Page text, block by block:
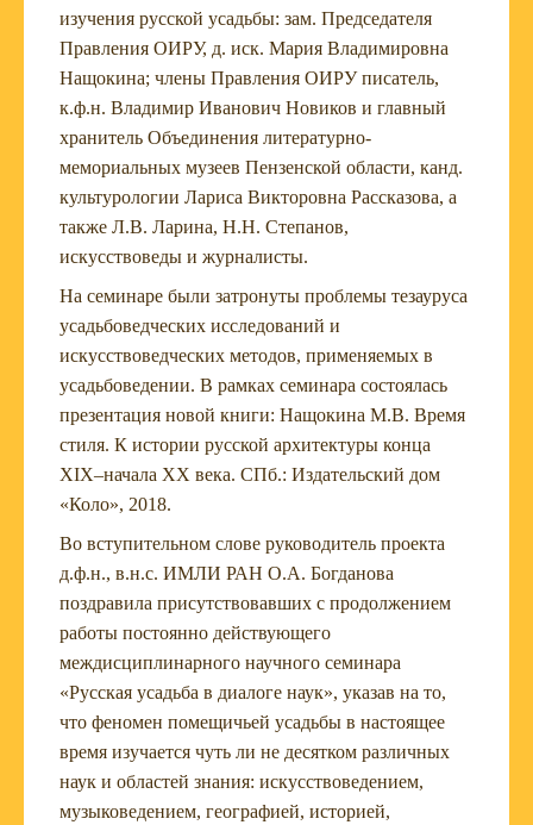
изучения русской усадьбы: зам. Председателя
Правления ОИРУ, д. иск. Мария Владимировна
Нащокина; члены Правления ОИРУ писатель,
к.ф.н. Владимир Иванович Новиков и главный
хранитель Объединения литературно-
мемориальных музеев Пензенской области, канд.
культурологии Лариса Викторовна Рассказова, а
также Л.В. Ларина, Н.Н. Степанов,
искусствоведы и журналисты.
На семинаре были затронуты проблемы тезауруса
усадьбоведческих исследований и
искусствоведческих методов, применяемых в
усадьбоведении. В рамках семинара состоялась
презентация новой книги: Нащокина М.В. Время
стиля. К истории русской архитектуры конца
XIX–начала XX века. СПб.: Издательский дом
«Коло», 2018.
Во вступительном слове руководитель проекта
д.ф.н., в.н.с. ИМЛИ РАН О.А. Богданова
поздравила присутствовавших с продолжением
работы постоянно действующего
междисциплинарного научного семинара
«Русская усадьба в диалоге наук», указав на то,
что феномен помещичьей усадьбы в настоящее
время изучается чуть ли не десятком различных
наук и областей знания: искусствоведением,
музыковедением, географией, историей,